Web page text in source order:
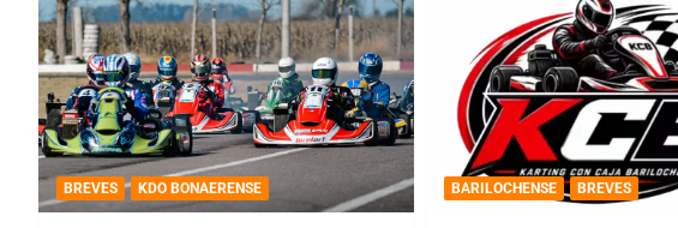
BREVES KDO BONAERENSE BARILOCHENSE BREVES